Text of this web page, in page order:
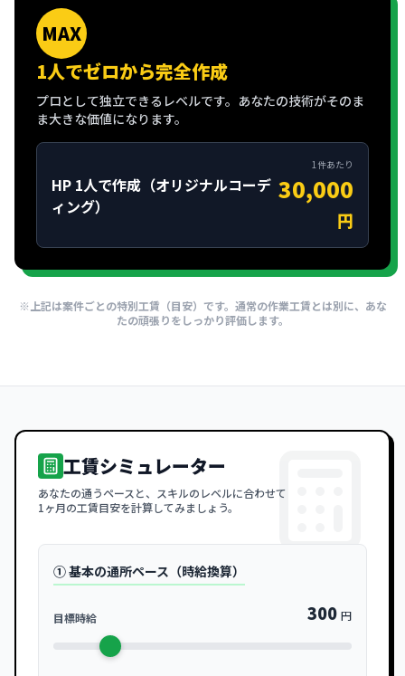
MAX
1人でゼロから完全作成
プロとして独立できるレベルです。あなたの技術がそのま
ま大きな価値になります。
HP 1人で作成（オリジナルコーデ
ィング）
1件あたり
30,000
円
※上記は案件ごとの特別工賃（目安）です。通常の作業工賃とは別に、あな
たの頑張りをしっかり評価します。
工賃シミュレーター
あなたの通うペースと、スキルのレベルに合わせて
1ヶ月の工賃目安を計算してみましょう。
① 基本の通所ペース（時給換算）
目標時給 300 円